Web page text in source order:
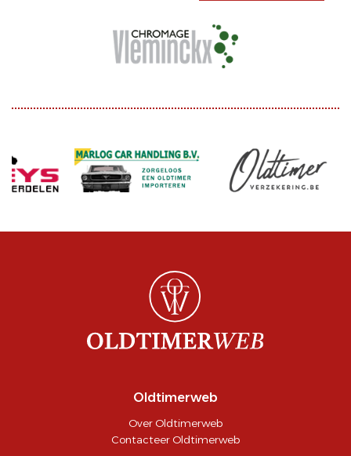
Oldtimerweb
Over Oldtimerweb
Contacteer Oldtimerweb